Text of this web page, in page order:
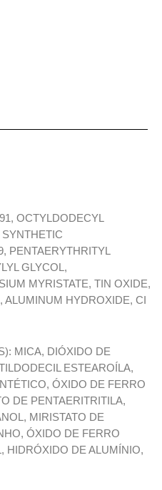
OCTYLDODECYL
PENTAERYTHRITYL
GLYCOL,
MYRISTATE, TIN OXIDE,
ALUMINUM HYDROXIDE, CI
MICA, DIÓXIDO DE
ESTEAROÍLA,
ÓXIDO DE FERRO
DE PENTAERITRITILA,
MIRISTATO DE
ÓXIDO DE FERRO
HIDRÓXIDO DE ALUMÍNIO,